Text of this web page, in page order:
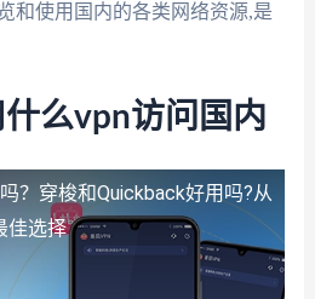
和使用国内的各类网络资源,是
么vpn访问国内
？ 穿梭和Quickback好用吗?从
佳选择